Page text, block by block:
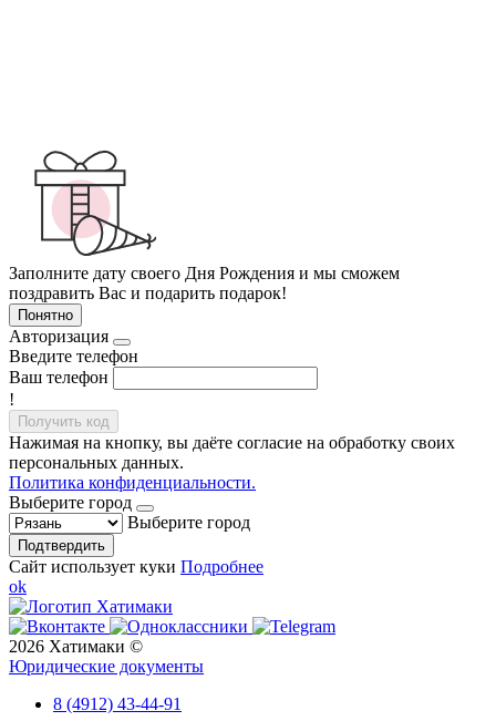
Заполните дату своего Дня Рождения и мы сможем
поздравить Вас и подарить подарок!
Понятно
Авторизация
Введите телефон
Ваш телефон
!
Получить код
Нажимая на кнопку, вы даёте согласие на обработку своих
персональных данных.
Политика конфиденциальности.
Выберите город
Выберите город
Подтвердить
Сайт использует куки Подробнее
ok
2026 Хатимаки ©
Юридические документы
8 (4912) 43-44-91